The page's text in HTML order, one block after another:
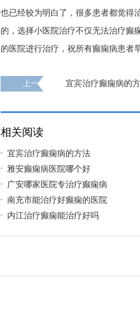
也已经较为明白了，很多患者都觉得
的，选择小医院治疗不仅无法治疗癫
的医院进行治疗，祝所有癫痫病患者
上一页 宜宾治疗癫痫病的
相关阅读
宜宾治疗癫痫病的方法
雅安癫痫病医院哪个好
广安哪家医院专治疗癫痫病
南充市能治疗好癫痫的医院
内江治疗癫痫能治疗好吗